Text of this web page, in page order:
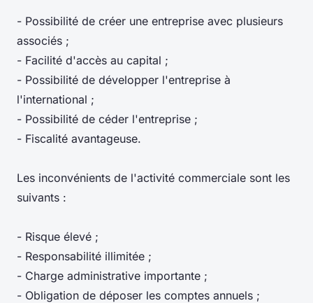
- Possibilité de créer une entreprise avec plusieurs
associés ;
- Facilité d'accès au capital ;
- Possibilité de développer l'entreprise à
l'international ;
- Possibilité de céder l'entreprise ;
- Fiscalité avantageuse.
Les inconvénients de l'activité commerciale sont les
suivants :
- Risque élevé ;
- Responsabilité illimitée ;
- Charge administrative importante ;
- Obligation de déposer les comptes annuels ;